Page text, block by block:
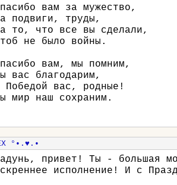
вам за мужество,
подвиги, труды,
то, что все вы сделали,
не было войны.
вам, мы помним,
вас благодарим,
Победой вас, родные!
мир наш сохраним.
°•.♥.•
привет! Ты - большая
исполнение! И с